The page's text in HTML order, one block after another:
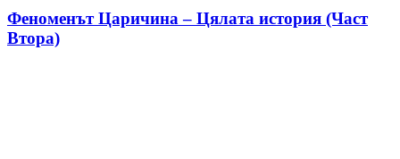
Феноменът Царичина – Цялата история (Част
Втора)